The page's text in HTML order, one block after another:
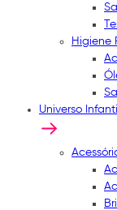
Higiene
Universo Infantil